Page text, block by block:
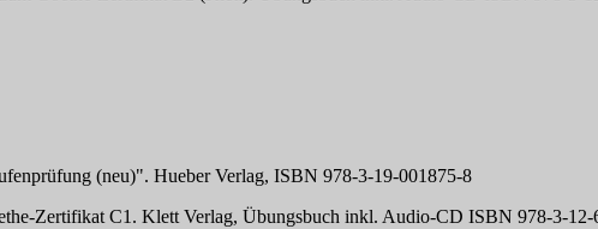
(neu)". Hueber Verlag, ISBN 978-3-19-001875-8
Zertifikat C1. Klett Verlag, Übungsbuch inkl. Audio-CD ISBN 978-3-